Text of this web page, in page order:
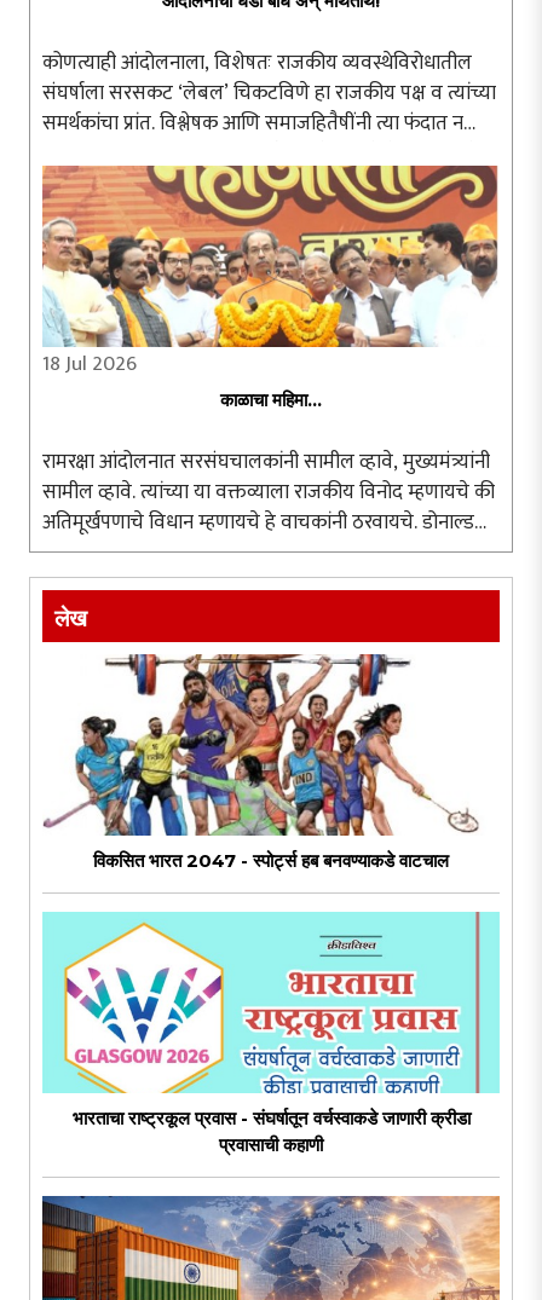
कोणत्याही आंदोलनाला, विशेषतः राजकीय व्यवस्थेविरोधातील
संघर्षाला सरसकट ‘लेबल’ चिकटविणे हा राजकीय पक्ष व त्यांच्या
समर्थकांचा प्रांत. विश्लेषक आणि समाजहितैषींनी त्या फंदात न
दिल्लीतील जंतरमंतरवर ..
18 Jul 2026
काळाचा महिमा...
रामरक्षा आंदोलनात सरसंघचालकांनी सामील व्हावे, मुख्यमंत्र्यांनी
सामील व्हावे. त्यांच्या या वक्तव्याला राजकीय विनोद म्हणायचे की
अतिमूर्खपणाचे विधान म्हणायचे हे वाचकांनी ठरवायचे. डोनाल्ड
ट्रम्प, ब्रिटनचे पंतप्रधान, रशियाचे पुतीन यांना आंदोलनात सहभागी
..
लेख
विकसित भारत 2047 - स्पोर्ट्स हब बनवण्याकडे वाटचाल
भारताचा राष्ट्रकूल प्रवास - संघर्षातून वर्चस्वाकडे जाणारी क्रीडा
प्रवासाची कहाणी